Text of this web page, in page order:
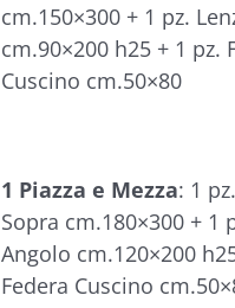
cm.150×300 + 1 pz.
cm.90×200 h25 + 1 pz.
Cuscino cm.50×80
1 Piazza e Mezza: 1
Sopra cm.180×300 + 1
Angolo cm.120×200
Federa Cuscino